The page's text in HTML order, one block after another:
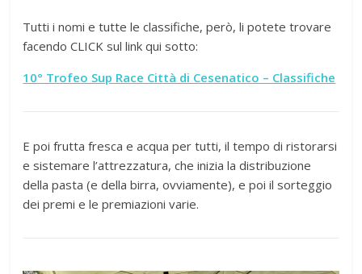
Tutti i nomi e tutte le classifiche, però, li potete trovare
facendo CLICK sul link qui sotto:
10° Trofeo Sup Race Città di Cesenatico – Classifiche
E poi frutta fresca e acqua per tutti, il tempo di ristorarsi
e sistemare l’attrezzatura, che inizia la distribuzione
della pasta (e della birra, ovviamente), e poi il sorteggio
dei premi e le premiazioni varie.